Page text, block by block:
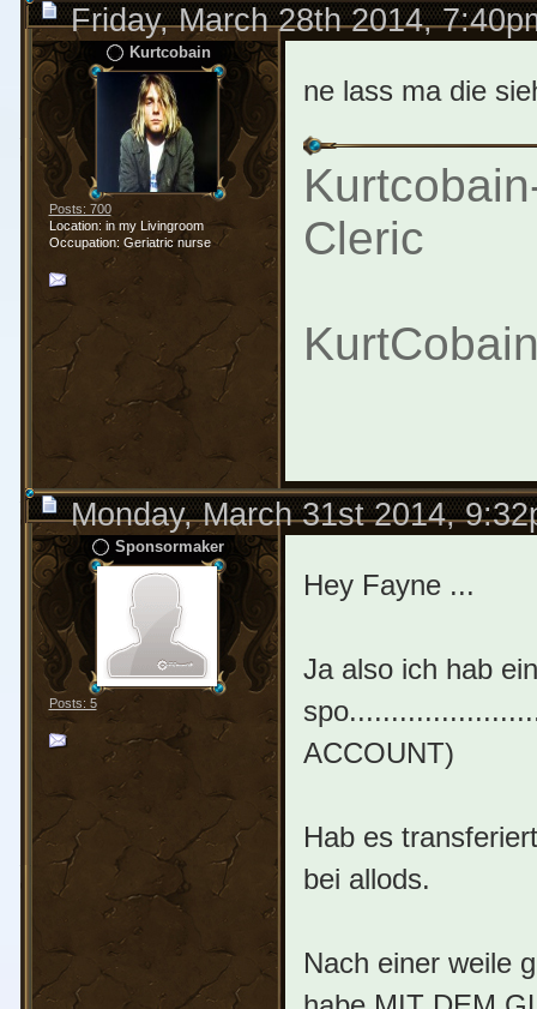
Friday, March 28th 2014,
Kurtcobain
Posts: 700
Location: in my Livingroom
Occupation: Geriatric nurse
ne lass ma die
Cleric
Monday, March 31st 2014,
Sponsormaker
Posts: 5
Hey Fayne ...
Ja also ich hab
ACCOUNT)
Hab es
bei allods.
Nach einer weile